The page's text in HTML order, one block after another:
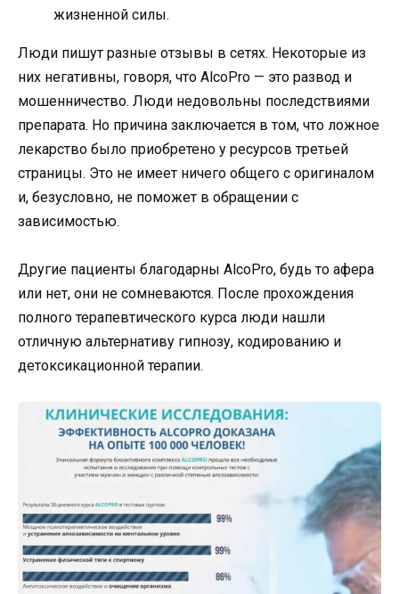
жизненной силы.
Люди пишут разные отзывы в сетях. Некоторые из
них негативны, говоря, что AlcoPro — это развод и
мошенничество. Люди недовольны последствиями
препарата. Но причина заключается в том, что ложное
лекарство было приобретено у ресурсов третьей
страницы. Это не имеет ничего общего с оригиналом
и, безусловно, не поможет в обращении с
зависимостью.
Другие пациенты благодарны AlcoPro, будь то афера
или нет, они не сомневаются. После прохождения
полного терапевтического курса люди нашли
отличную альтернативу гипнозу, кодированию и
детоксикационной терапии.